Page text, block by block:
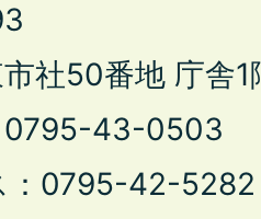
社50番地 庁舎1
0795-43-0503
：0795-42-5282